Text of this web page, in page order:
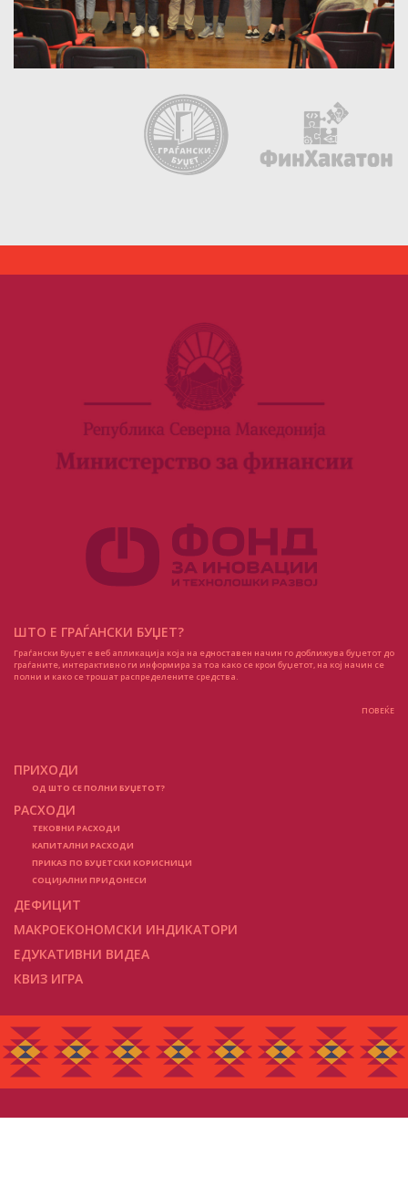
ШТО Е ГРАЃАНСКИ БУЏЕТ?
Граѓански Буџет е веб апликација која на едноставен начин го доближува буџетот до
граѓаните, интерактивно ги информира за тоа како се крои буџетот, на кој начин се
полни и како се трошат распределените средства.
ПОВЕЌЕ
ПРИХОДИ
ОД ШТО СЕ ПОЛНИ БУЏЕТОТ?
РАСХОДИ
ТЕКОВНИ РАСХОДИ
КАПИТАЛНИ РАСХОДИ
ПРИКАЗ ПО БУЏЕТСКИ КОРИСНИЦИ
СОЦИЈАЛНИ ПРИДОНЕСИ
ДЕФИЦИТ
МАКРОЕКОНОМСКИ ИНДИКАТОРИ
ЕДУКАТИВНИ ВИДЕА
КВИЗ ИГРА